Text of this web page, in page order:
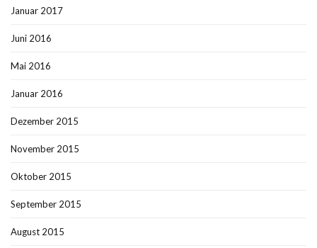
Januar 2017
Juni 2016
Mai 2016
Januar 2016
Dezember 2015
November 2015
Oktober 2015
September 2015
August 2015